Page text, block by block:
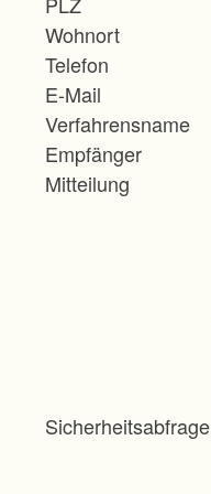
Wohnort
Telefon
E-Mail
Verfahrensname
Empfänger
Mitteilung
Sicherheitsabfrage